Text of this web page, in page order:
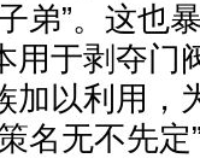
弟”。这也
用于剥夺门
加以利用，
名无不先定